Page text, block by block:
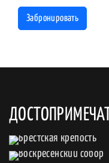
Забронировать